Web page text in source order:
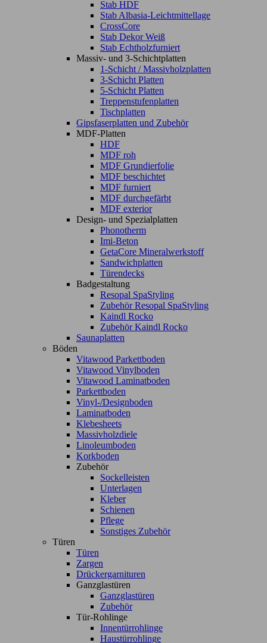
Stab HDF
Stab Albasia-Leichtmittellage
CrossCore
Stab Dekor Weiß
Stab Echtholzfurniert
Massiv- und 3-Schichtplatten
1-Schicht / Massivholzplatten
3-Schicht Platten
5-Schicht Platten
Treppenstufenplatten
Tischplatten
Gipsfaserplatten und Zubehör
MDF-Platten
HDF
MDF roh
MDF Grundierfolie
MDF beschichtet
MDF furniert
MDF durchgefärbt
MDF exterior
Design- und Spezialplatten
Phonotherm
Imi-Beton
GetaCore Mineralwerkstoff
Sandwichplatten
Türendecks
Badgestaltung
Resopal SpaStyling
Zubehör Resopal SpaStyling
Kaindl Rocko
Zubehör Kaindl Rocko
Saunaplatten
Böden
Vitawood Parkettboden
Vitawood Vinylboden
Vitawood Laminatboden
Parkettboden
Vinyl-/Designboden
Laminatboden
Klebesheets
Massivholzdiele
Linoleumboden
Korkboden
Zubehör
Sockelleisten
Unterlagen
Kleber
Schienen
Pflege
Sonstiges Zubehör
Türen
Türen
Zargen
Drückergarnituren
Ganzglastüren
Ganzglastüren
Zubehör
Tür-Rohlinge
Innentürrohlinge
Haustürrohlinge